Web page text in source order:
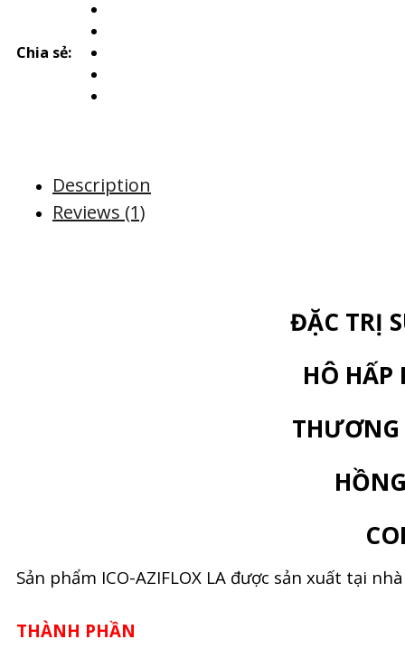
Chia sẻ:
Description
Reviews (1)
ĐẶC TRỊ
HÔ HẤP
THƯƠNG
Sản phẩm ICO-AZIFLOX LA được sản xuất tại
THÀNH PHẦN